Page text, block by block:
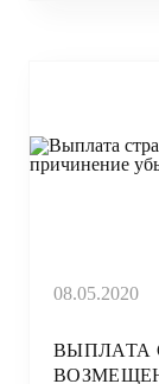
08.05.2020
ВЫПЛАТА